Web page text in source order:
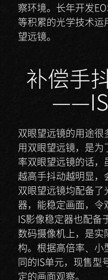
察环境。长年开发
等积累的光学技术运
望远镜。
补偿手
——IS
双眼望远镜的用途很
用双眼望远镜，是
率双眼望远镜的话，
越高手抖动越明显，
双眼望远镜均配备了
器，能稳定画面，令
IS影像稳定器也配备
数码摄像机上，是实
构。根据高倍率、小
同的IS单元，现售型
定的画面观察。